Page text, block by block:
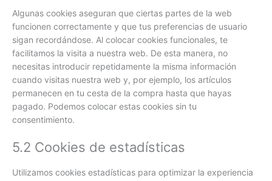
Algunas cookies aseguran que ciertas partes de la web
funcionen correctamente y que tus preferencias de usuario
sigan recordándose. Al colocar cookies funcionales, te
facilitamos la visita a nuestra web. De esta manera, no
necesitas introducir repetidamente la misma información
cuando visitas nuestra web y, por ejemplo, los artículos
permanecen en tu cesta de la compra hasta que hayas
pagado. Podemos colocar estas cookies sin tu
consentimiento.
5.2 Cookies de estadísticas
Utilizamos cookies estadísticas para optimizar la experiencia